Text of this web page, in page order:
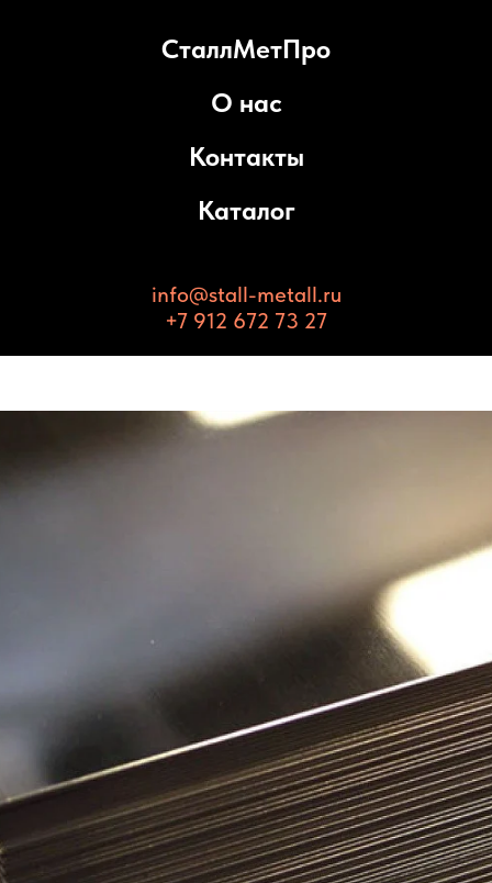
СталлМетПро
О нас
Контакты
Каталог
info@stall-metall.ru
+7 912 672 73 27